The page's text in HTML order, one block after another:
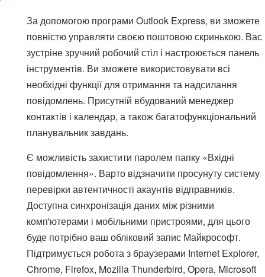
За допомогою програми Outlook Express, ви зможете
повністю управляти своєю поштовою скринькою. Вас
зустріне зручний робочий стіл і настроюється панель
інструментів. Ви зможете використовувати всі
необхідні функції для отримання та надсилання
повідомлень. Присутній вбудований менеджер
контактів і календар, а також багатофункціональний
планувальник завдань.
Є можливість захистити паролем папку «Вхідні
повідомлення». Варто відзначити просунуту систему
перевірки автентичності акаунтів відправників.
Доступна синхронізація даних між різними
комп'ютерами і мобільними пристроями, для цього
буде потрібно ваш обліковий запис Майкрософт.
Підтримується робота з браузерами Internet Explorer,
Chrome, Firefox, Mozilla Thunderbird, Opera, Microsoft